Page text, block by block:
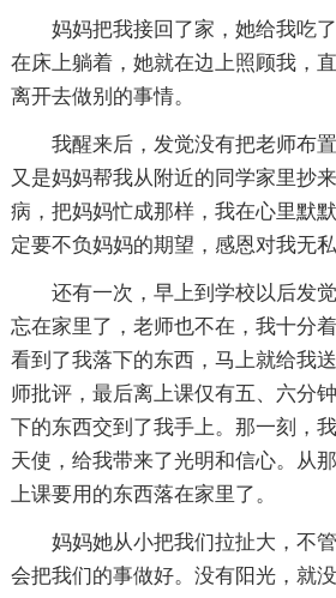
妈妈把我接回了家，她给我吃
在床上躺着，她就在边上照顾我，
离开去做别的事情。
我醒来后，发觉没有把老师布
又是妈妈帮我从附近的同学家里抄
病，把妈妈忙成那样，我在心里默
定要不负妈妈的期望，感恩对我无私
还有一次，早上到学校以后发
忘在家里了，老师也不在，我十分
看到了我落下的东西，马上就给我
师批评，最后离上课仅有五、六分
下的东西交到了我手上。那一刻，
天使，给我带来了光明和信心。从
上课要用的东西落在家里了。
妈妈她从小把我们拉扯大，不
会把我们的事做好。没有阳光，就